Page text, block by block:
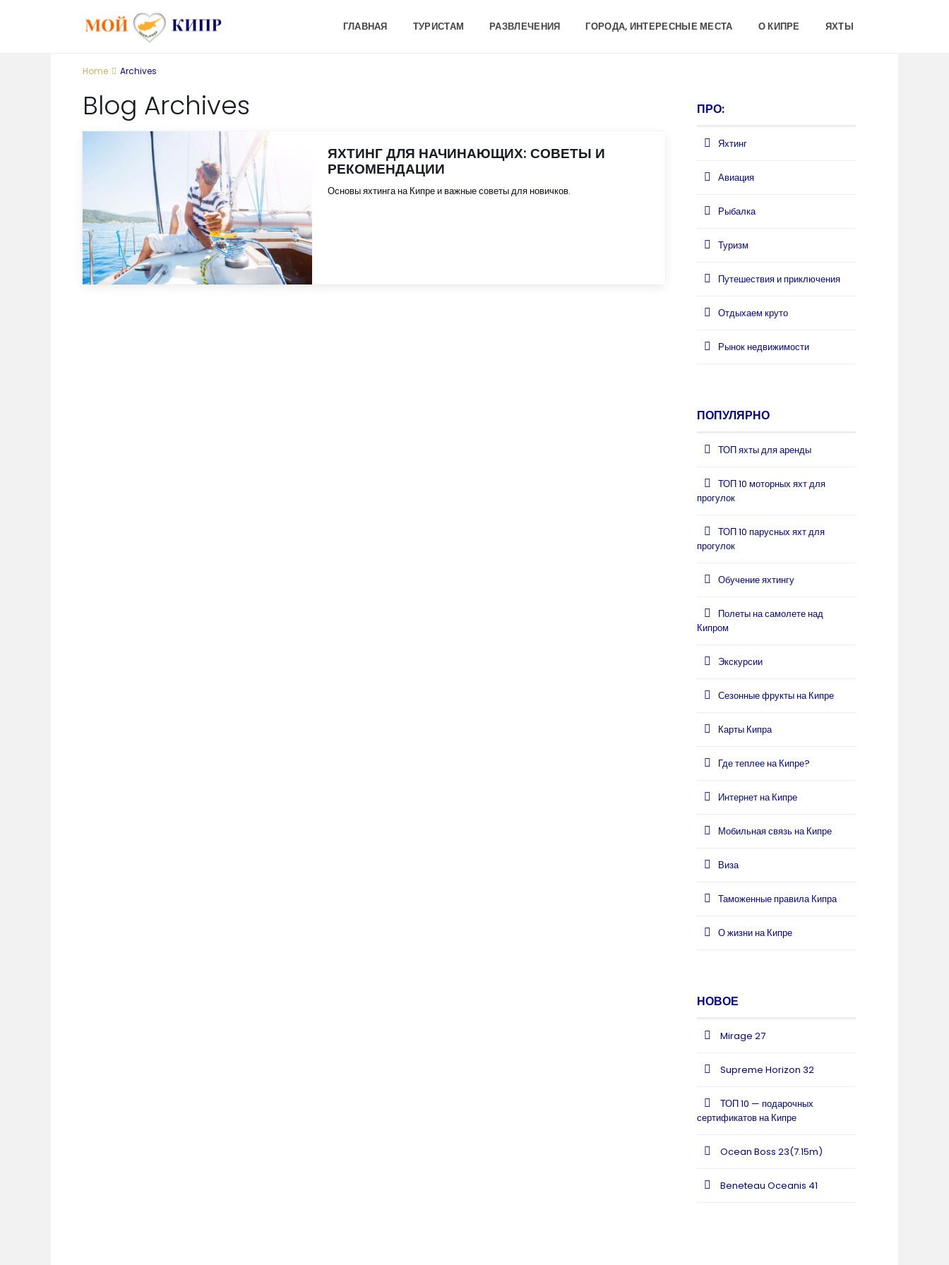
ГЛАВНАЯ ТУРИСТАМ РАЗВЛЕЧЕНИЯ ГОРОДА, ИНТЕРЕСНЫЕ МЕСТА О КИПРЕ ЯХТЫ
Home Archives
Blog Archives
ЯХТИНГ ДЛЯ НАЧИНАЮЩИХ: СОВЕТЫ И
РЕКОМЕНДАЦИИ
Основы яхтинга на Кипре и важные советы для новичков.
ПРО:
Яхтинг
Авиация
Рыбалка
Туризм
Путешествия и приключения
Отдыхаем круто
Рынок недвижимости
ПОПУЛЯРНО
ТОП яхты для аренды
ТОП 10 моторных яхт для
прогулок
ТОП 10 парусных яхт для
прогулок
Обучение яхтингу
Полеты на самолете над
Кипром
Экскурсии
Сезонные фрукты на Кипре
Карты Кипра
Где теплее на Кипре?
Интернет на Кипре
Мобильная связь на Кипре
Виза
Таможенные правила Кипра
О жизни на Кипре
НОВОЕ
Mirage 27
Supreme Horizon 32
ТОП 10 — подарочных
сертификатов на Кипре
Ocean Boss 23(7.15m)
Beneteau Oceanis 41